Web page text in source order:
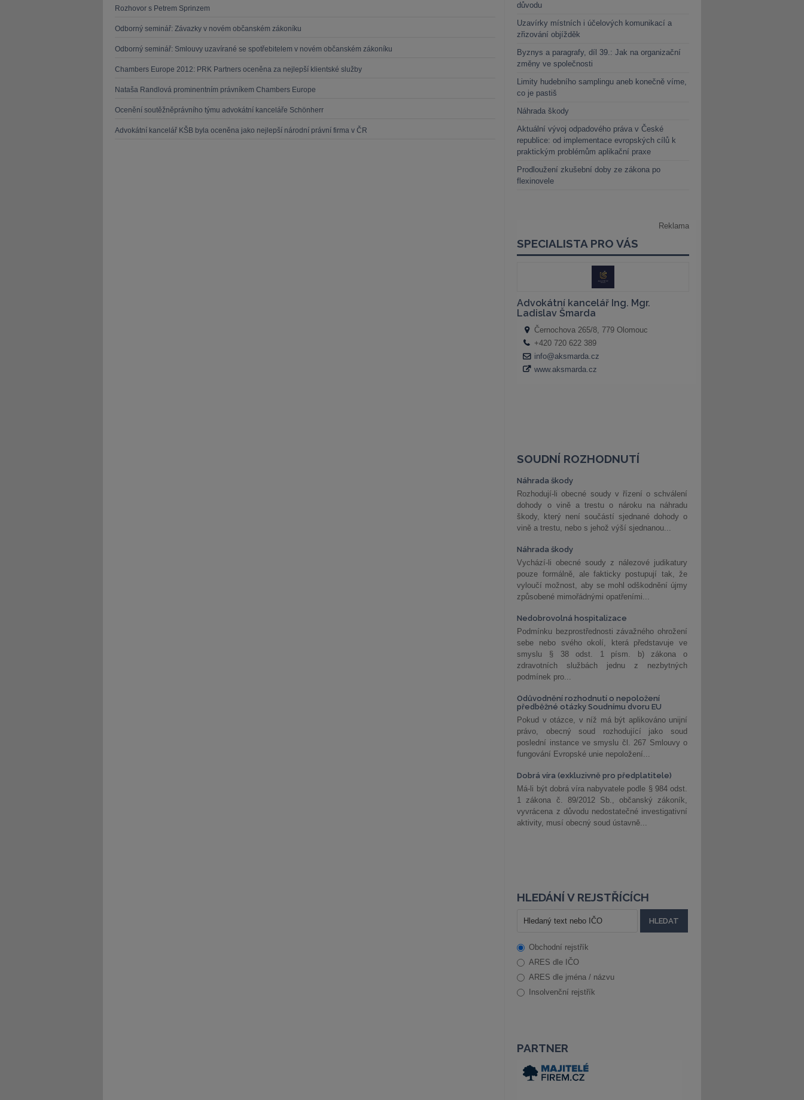
Rozhovor s Petrem Sprinzem
Odborný seminář: Závazky v novém občanském zákoníku
Odborný seminář: Smlouvy uzavírané se spotřebitelem v novém občanském zákoníku
Chambers Europe 2012: PRK Partners oceněna za nejlepší klientské služby
Nataša Randlová prominentním právníkem Chambers Europe
Ocenění soutěžněprávního týmu advokátní kanceláře Schönherr
Advokátní kancelář KŠB byla oceněna jako nejlepší národní právní firma v ČR
důvodu
Uzavírky místních i účelových komunikací a
zřizování objížděk
Byznys a paragrafy, díl 39.: Jak na organizační
změny ve společnosti
Limity hudebního samplingu aneb konečně víme,
co je pastiš
Náhrada škody
Aktuální vývoj odpadového práva v České
republice: od implementace evropských cílů k
praktickým problémům aplikační praxe
Prodloužení zkušební doby ze zákona po
flexinovele
SOUDNÍ ROZHODNUTÍ
Náhrada škody
Rozhodují-li obecné soudy v řízení o schválení
dohody o vině a trestu o nároku na náhradu
škody, který není součástí sjednané dohody o
vině a trestu, nebo s jehož výší sjednanou...
Náhrada škody
Vychází-li obecné soudy z nálezové judikatury
pouze formálně, ale fakticky postupují tak, že
vyloučí možnost, aby se mohl odškodnění újmy
způsobené mimořádnými opatřeními...
Nedobrovolná hospitalizace
Podmínku bezprostřednosti závažného ohrožení
sebe nebo svého okolí, která představuje ve
smyslu § 38 odst. 1 písm. b) zákona o
zdravotních službách jednu z nezbytných
podmínek pro...
Odůvodnění rozhodnutí o nepoložení
předběžné otázky Soudnímu dvoru EU
Pokud v otázce, v níž má být aplikováno unijní
právo, obecný soud rozhodující jako soud
poslední instance ve smyslu čl. 267 Smlouvy o
fungování Evropské unie nepoložení...
Dobrá víra (exkluzivně pro předplatitele)
Má-li být dobrá víra nabyvatele podle § 984 odst.
1 zákona č. 89/2012 Sb., občanský zákoník,
vyvrácena z důvodu nedostatečné investigativní
aktivity, musí obecný soud ústavně...
HLEDÁNÍ V REJSTŘÍCÍCH
Obchodní rejstřík
ARES dle IČO
ARES dle jména / názvu
Insolvenční rejstřík
PARTNER